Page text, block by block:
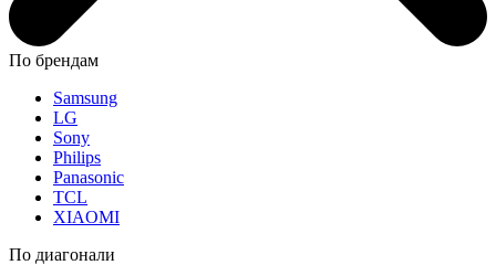
По брендам
Samsung
LG
Sony
Philips
Panasonic
TCL
XIAOMI
По диагонали